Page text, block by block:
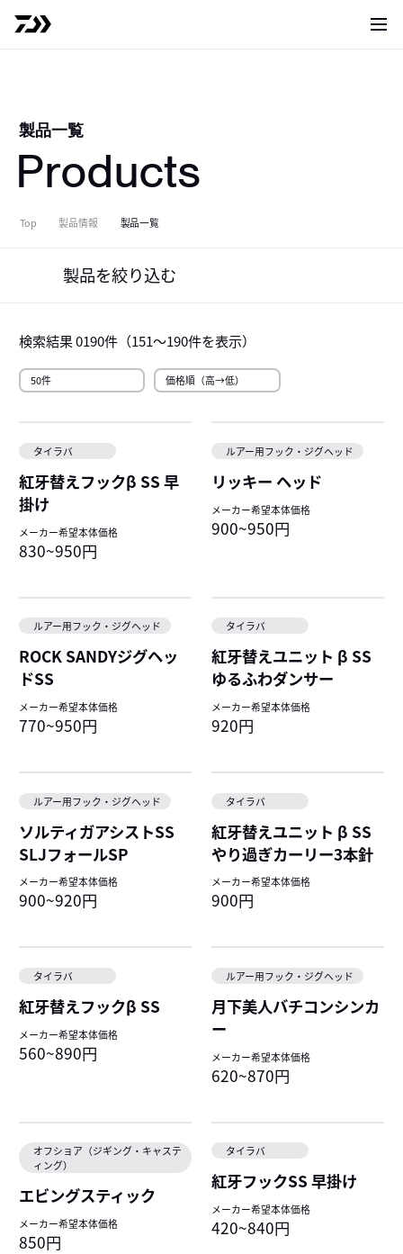
サイ
製品一覧
Products
Top 製品情報 製品一覧
製品を絞り込む
検索結果0190件（151～190件を表示）
タイラバ
紅牙替えフックβ SS 早
掛け
メーカー希望本体価格
830~950円
ルアー用フック・ジグヘッド
リッキー ヘッド
メーカー希望本体価格
900~950円
ルアー用フック・ジグヘッド
ROCK SANDYジグヘッ
ドSS
メーカー希望本体価格
770~950円
タイラバ
紅牙替えユニット β SS
ゆるふわダンサー
メーカー希望本体価格
920円
ルアー用フック・ジグヘッド
ソルティガアシストSS
SLJフォールSP
メーカー希望本体価格
900~920円
タイラバ
紅牙替えユニット β SS
やり過ぎカーリー3本針
メーカー希望本体価格
900円
タイラバ
紅牙替えフックβ SS
メーカー希望本体価格
560~890円
ルアー用フック・ジグヘッド
月下美人バチコンシンカ
ー
メーカー希望本体価格
620~870円
オフショア（ジギング・キャステ
ィング）
エビングスティック
メーカー希望本体価格
850円
タイラバ
紅牙フックSS 早掛け
メーカー希望本体価格
420~840円